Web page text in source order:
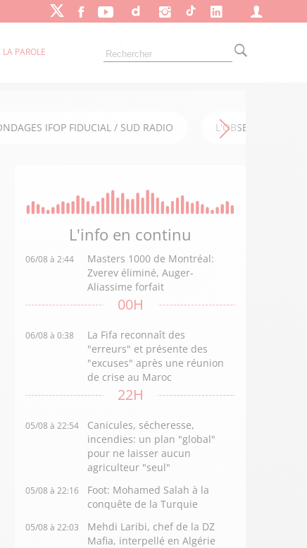
LA PAROLE
IFOP FIDUCIAL / SUD RADIO L'OBSERVATOIRE
L'info en continu
06/08 à 2:44
Masters 1000 de Montréal:
Zverev éliminé, Auger-
Aliassime forfait
00H
06/08 à 0:38
La Fifa reconnaît des
"erreurs" et présente des
"excuses" après une réunion
de crise au Maroc
22H
05/08 à 22:54
Canicules, sécheresse,
incendies: un plan "global"
pour ne laisser aucun
agriculteur "seul"
05/08 à 22:16
Foot: Mohamed Salah à la
conquête de la Turquie
05/08 à 22:03
Mehdi Laribi, chef de la DZ
Mafia, interpellé en Algérie